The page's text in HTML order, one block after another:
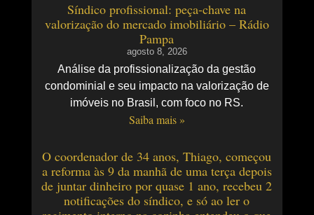
Síndico profissional: peça-chave na
valorização do mercado imobiliário – Rádio
Pampa
agosto 8, 2026
Análise da profissionalização da gestão
condominial e seu impacto na valorização de
imóveis no Brasil, com foco no RS.
Saiba mais »
O coordenador de 34 anos, Thiago, começou
a reforma às 9 da manhã de uma terça depois
de juntar dinheiro por quase 1 ano, recebeu 2
notificações do síndico, e só ao ler o